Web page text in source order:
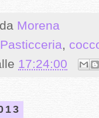
Morena
,
17:24:00